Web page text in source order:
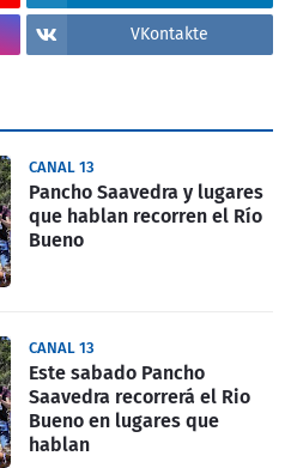
VKontakte
CANAL 13
Pancho Saavedra y lugares
que hablan recorren el Río
Bueno
CANAL 13
Este sabado Pancho
Saavedra recorrerá el Rio
Bueno en lugares que
hablan